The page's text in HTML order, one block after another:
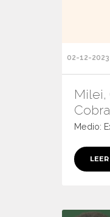
02-12-2023
Milei,
Cobra
Medio:
LEER